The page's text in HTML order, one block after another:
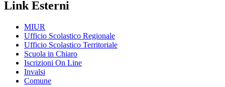
Link Esterni
MIUR
Ufficio Scolastico Regionale
Ufficio Scolastico Territoriale
Scuola in Chiaro
Iscrizioni On Line
Invalsi
Comune